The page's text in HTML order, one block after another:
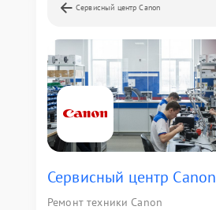
Сервисный центр Canon
Сервисный центр Canon
Ремонт техники Canon